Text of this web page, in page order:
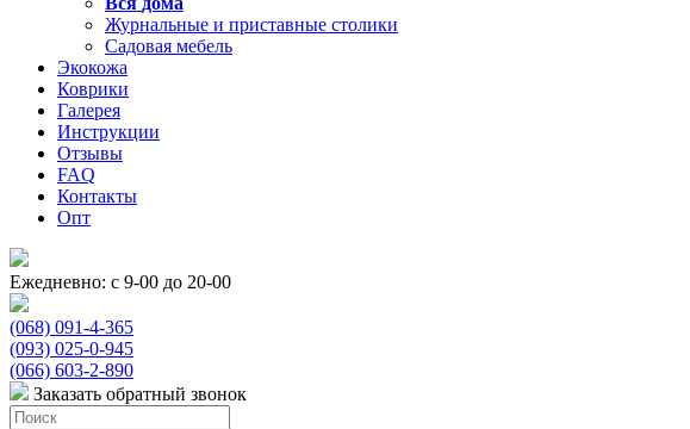
Журнальные и приставные столики
Садовая мебель
Экокожа
Коврики
Галерея
Инструкции
Отзывы
FAQ
Контакты
Опт
Ежедневно: с 9-00 до 20-00
(068) 091-4-365
(093) 025-0-945
(066) 603-2-890
Заказать обратный звонок